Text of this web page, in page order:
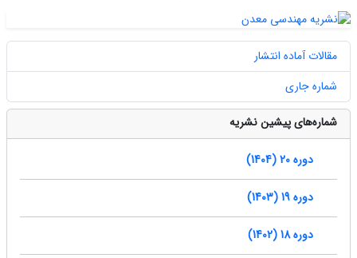
مقالات آماده انتشار
شماره جاری
شماره‌های پیشین نشریه
دوره 20 (1404)
دوره 19 (1403)
دوره 18 (1402)